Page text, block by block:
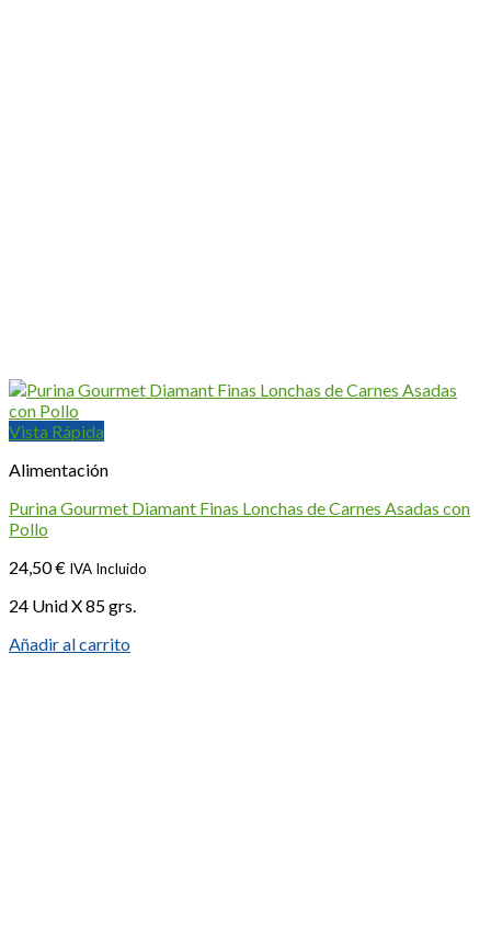
Vista Rápida
Alimentación
Purina Gourmet Diamant Finas Lonchas de Carnes Asadas con
Pollo
24,50€ IVA Incluido
24 Unid X 85 grs.
Añadir al carrito